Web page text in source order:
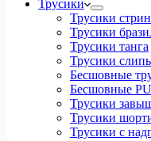
Трусики
Трусики
Трусики
Трусики танга
Трусики
Бесшовные
Бесшовные
Трусики
Трусики
Трусики с